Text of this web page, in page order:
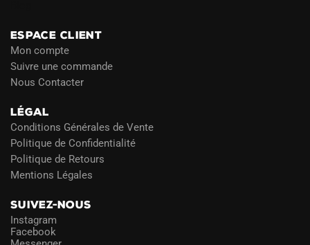
ESPACE CLIENT
Mon compte
Suivre une commande
Nous Contacter
LÉGAL
Conditions Générales de Vente
Politique de Confidentialité
Politique de Retours
Mentions Légales
SUIVEZ-NOUS
Instagram
Facebook